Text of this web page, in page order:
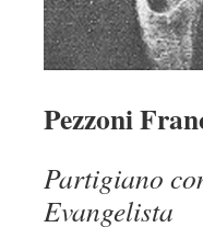
Pezzoni
Partigiano
Evangelista